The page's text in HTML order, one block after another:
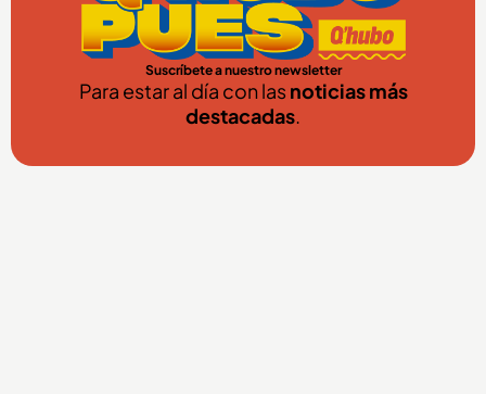
Suscríbete a nuestro newsletter
Para estar al día con lasnoticias más
destacadas.